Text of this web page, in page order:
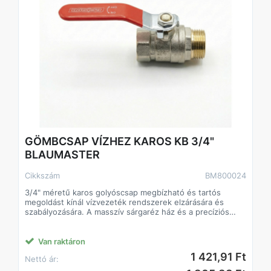
GÖMBCSAP VÍZHEZ KAROS KB 3/4"
BLAUMASTER
Cikkszám
BM800024
3/4" méretű karos golyóscsap megbízható és tartós
megoldást kínál vízvezeték rendszerek elzárására és
szabályozására. A masszív sárgaréz ház és a precíziós
A karos működtetés gyors és kényelmes nyitást, illetve
zárást tesz lehetővé egyetlen mozdulattal. A KB (külső–
belső) menetes csatlakozás rugalmas szerelési
Van raktáron
Nettó ár:
1 421,91 Ft